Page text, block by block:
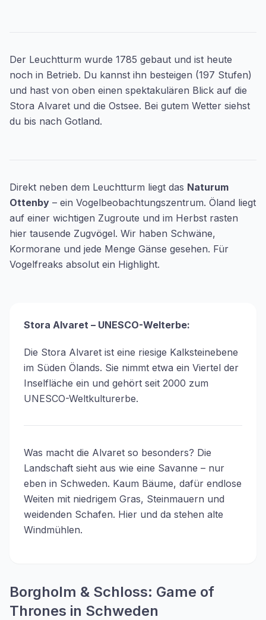
Der Leuchtturm wurde 1785 gebaut und ist heute
noch in Betrieb. Du kannst ihn besteigen (197 Stufen)
und hast von oben einen spektakulären Blick auf die
Stora Alvaret und die Ostsee. Bei gutem Wetter siehst
du bis nach Gotland.
Direkt neben dem Leuchtturm liegt das Naturum
Ottenby – ein Vogelbeobachtungszentrum. Öland liegt
auf einer wichtigen Zugroute und im Herbst rasten
hier tausende Zugvögel. Wir haben Schwäne,
Kormorane und jede Menge Gänse gesehen. Für
Vogelfreaks absolut ein Highlight.
Stora Alvaret – UNESCO-Welterbe:
Die Stora Alvaret ist eine riesige Kalksteinebene
im Süden Ölands. Sie nimmt etwa ein Viertel der
Inselfläche ein und gehört seit 2000 zum
UNESCO-Weltkulturerbe.
Was macht die Alvaret so besonders? Die
Landschaft sieht aus wie eine Savanne – nur
eben in Schweden. Kaum Bäume, dafür endlose
Weiten mit niedrigem Gras, Steinmauern und
weidenden Schafen. Hier und da stehen alte
Windmühlen.
Borgholm & Schloss: Game of
Thrones in Schweden